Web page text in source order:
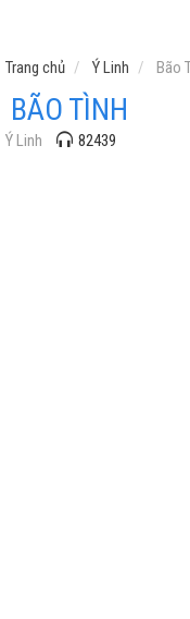
Trang chủ Ý Linh Bão
BÃO TÌNH
Ý Linh 82439